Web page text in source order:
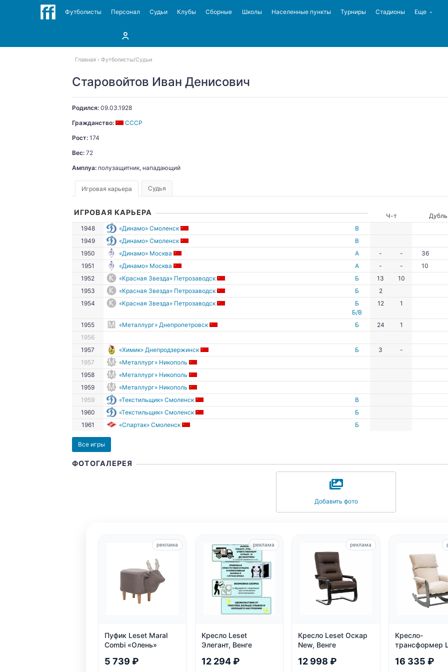
Футболисты Персонал Судьи Клубы Сборные Школы Населенные пункты Турниры Стадионы Еще
Главная Футболисты Судьи
Старовойтов Иван Денисович
Родился: 09.03.1928
Гражданство:
СССР
Рост: 174
Вес: 72
Амплуа: полузащитник, нападающий
Игровая карьера Судья
ИГРОВАЯ КАРЬЕРА Ч-т Дубль
1948
«Динамо» Смоленск
В
1949
«Динамо» Смоленск
В
1950
«Динамо» Москва А - - 36
1951
«Динамо» Москва А - - 10
1952
«Красная Звезда» Петрозаводск Б 13 10
1953
«Красная Звезда» Петрозаводск Б 2
1954
«Красная Звезда» Петрозаводск
Б
Б/В
12 1
1955 «Металлург» Днепропетровск Б 24 1
1956
1957
«Химик» Днепродзержинск Б 3 -
1957
«Металлург» Никополь
1958
«Металлург» Никополь
1959
«Металлург» Никополь
1959
«Текстильщик» Смоленск
В
1960
«Текстильщик» Смоленск
Б
1961
«Спартак» Смоленск Б
Все игры
ФОТОГАЛЕРЕЯ
Добавить фото
Пуфик Leset Maral
Combi «Олень»
5 739 ₽
реклама
Кресло Leset
Элегант, Венге
12 294 ₽
реклама
Кресло Leset Оскар
New, Венге
12 998 ₽
реклама
Кресло-
трансформер
положения,
16 335 ₽